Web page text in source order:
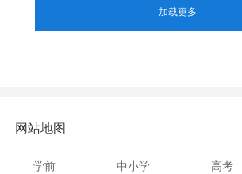
加载更多
网站地图
学前 中小学 高考